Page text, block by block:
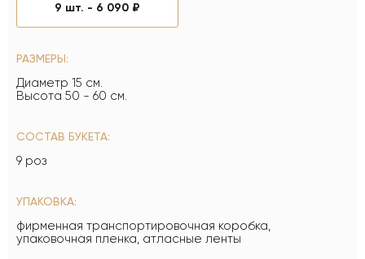
9 шт. - 6 090 ₽
РАЗМЕРЫ:
Диаметр 15 см.
Высота 50 - 60 см.
СОСТАВ БУКЕТА:
9 роз
УПАКОВКА:
фирменная транспортировочная коробка,
упаковочная пленка, атласные ленты